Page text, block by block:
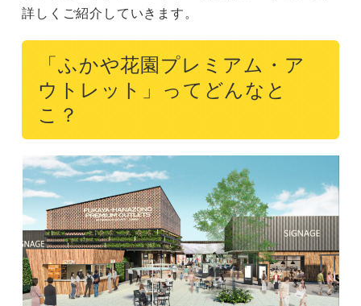
詳しくご紹介していきます。
「ふかや花園プレミアム・ア
ウトレット」ってどんなと
こ？